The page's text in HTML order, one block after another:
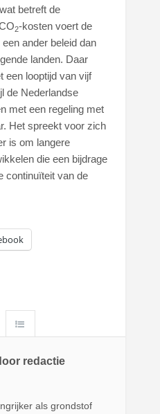
betreft de
2-kosten voert de
ander beleid dan
landen. Daar
een looptijd van vijf
de Nederlandse
met een regeling met
Het spreekt voor zich
is om langere
die een bijdrage
continuïteit van de
redactie
als grondstof